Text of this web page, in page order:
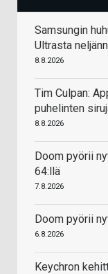
Samsungin
Ultrasta
8.8.2026
Tim Culpan:
puhelinten
8.8.2026
Doom pyörii
64:llä
7.8.2026
Doom pyörii
6.8.2026
Keychron